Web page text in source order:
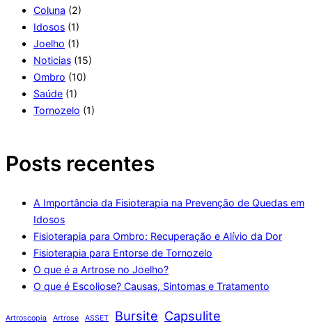
Coluna (2)
Idosos (1)
Joelho (1)
Noticias (15)
Ombro (10)
Saúde (1)
Tornozelo (1)
Posts recentes
A Importância da Fisioterapia na Prevenção de Quedas em
Idosos
Fisioterapia para Ombro: Recuperação e Alívio da Dor
Fisioterapia para Entorse de Tornozelo
O que é a Artrose no Joelho?
O que é Escoliose? Causas, Sintomas e Tratamento
Artroscopia Artrose ASSET Bursite Capsulite